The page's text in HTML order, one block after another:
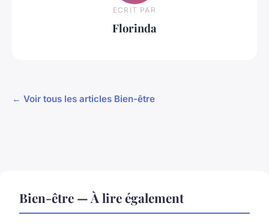
ECRIT PAR
Florinda
← Voir tous les articles Bien-être
Bien-être — À lire également